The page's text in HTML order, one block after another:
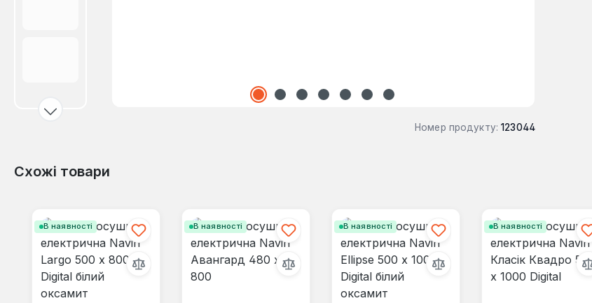
Номер продукту: 123044
Схожі товари
В наявності В наявності В наявності В наявності